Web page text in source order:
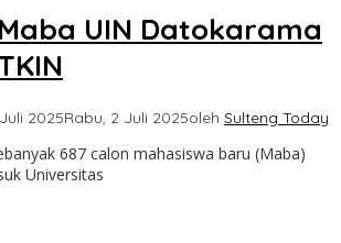
UIN Datokarama
2025Rabu, 2 Juli 2025oleh Sulteng Today
687 calon mahasiswa baru (Maba)
Universitas